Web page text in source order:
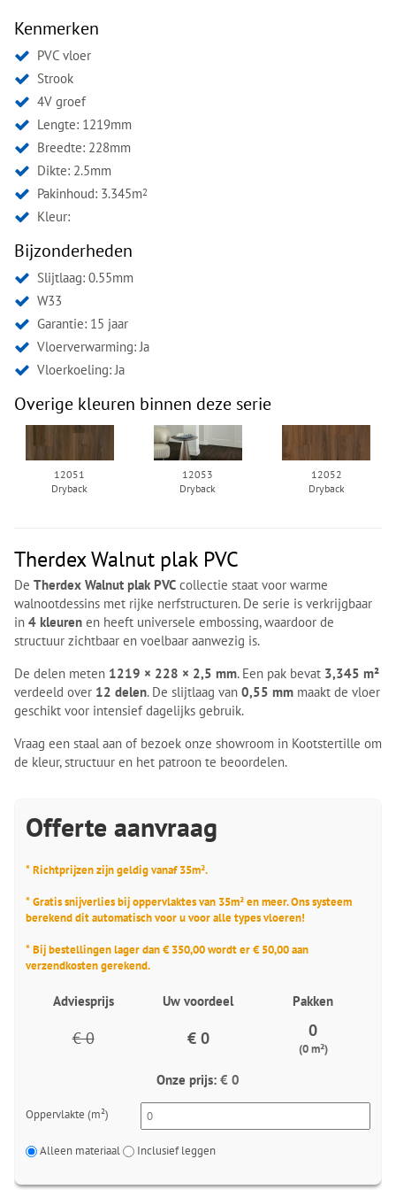
Kenmerken
PVC vloer
Strook
4V groef
Lengte: 1219mm
Breedte: 228mm
Dikte: 2.5mm
Pakinhoud: 3.345m2
Kleur:
Bijzonderheden
Slijtlaag: 0.55mm
W33
Garantie: 15 jaar
Vloerverwarming: Ja
Vloerkoeling: Ja
Overige kleuren binnen deze serie
12051
Dryback
12053
Dryback
12052
Dryback
Therdex Walnut plak PVC
De Therdex Walnut plak PVC collectie staat voor warme
walnootdessins met rijke nerfstructuren. De serie is verkrijgbaar
in 4 kleuren en heeft universele embossing, waardoor de
structuur zichtbaar en voelbaar aanwezig is.
De delen meten 1219 × 228 × 2,5 mm. Een pak bevat 3,345 m²
verdeeld over 12 delen. De slijtlaag van 0,55 mm maakt de vloer
geschikt voor intensief dagelijks gebruik.
Vraag een staal aan of bezoek onze showroom in Kootstertille om
de kleur, structuur en het patroon te beoordelen.
Offerte aanvraag
* Richtprijzen zijn geldig vanaf 35m².
* Gratis snijverlies bij oppervlaktes van 35m² en meer. Ons systeem
berekend dit automatisch voor u voor alle types vloeren!
* Bij bestellingen lager dan € 350,00 wordt er € 50,00 aan
verzendkosten gerekend.
Adviesprijs Uw voordeel Pakken
€ 0 € 0 0
(0 m²)
Onze prijs: € 0
Oppervlakte (m²)
Alleen materiaal Inclusief leggen